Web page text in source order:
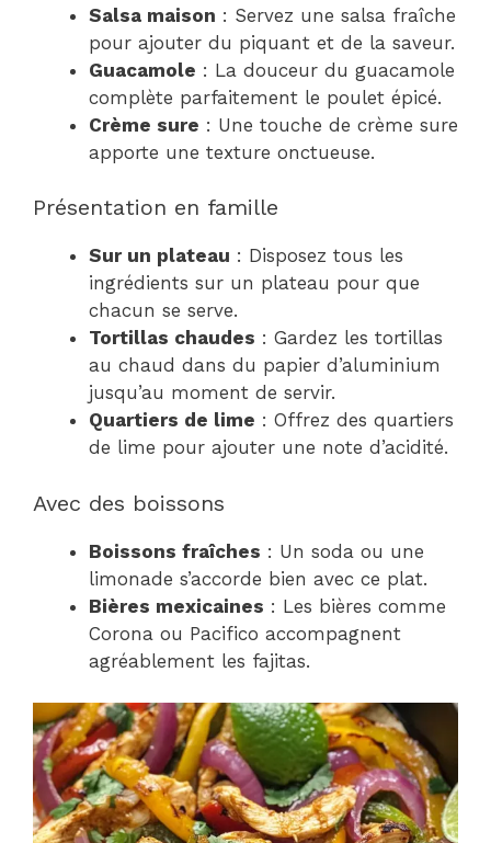
Salsa maison : Servez une salsa fraîche
pour ajouter du piquant et de la saveur.
Guacamole : La douceur du guacamole
complète parfaitement le poulet épicé.
Crème sure : Une touche de crème sure
apporte une texture onctueuse.
Présentation en famille
Sur un plateau : Disposez tous les
ingrédients sur un plateau pour que
chacun se serve.
Tortillas chaudes : Gardez les tortillas
au chaud dans du papier d’aluminium
jusqu’au moment de servir.
Quartiers de lime : Offrez des quartiers
de lime pour ajouter une note d’acidité.
Avec des boissons
Boissons fraîches : Un soda ou une
limonade s’accorde bien avec ce plat.
Bières mexicaines : Les bières comme
Corona ou Pacifico accompagnent
agréablement les fajitas.